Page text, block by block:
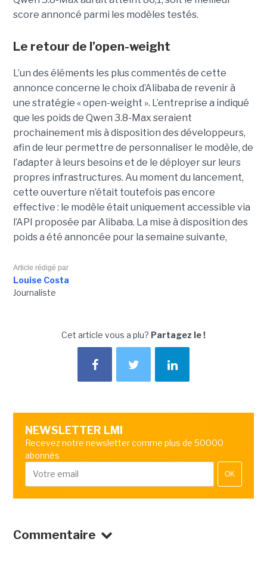
score annoncé parmi les modèles testés.
Le retour de l’open-weight
L’un des éléments les plus commentés de cette
annonce concerne le choix d’Alibaba de revenir à
une stratégie « open-weight ». L’entreprise a indiqué
que les poids de Qwen 3.8-Max seraient
prochainement mis à disposition des développeurs,
afin de leur permettre de personnaliser le modèle, de
l’adapter à leurs besoins et de le déployer sur leurs
propres infrastructures. Au moment du lancement,
cette ouverture n’était toutefois pas encore
effective : le modèle était uniquement accessible via
l’API proposée par Alibaba. La mise à disposition des
poids a été annoncée pour la semaine suivante,
Article rédigé par
Louise Costa
Journaliste
Cet article vous a plu? Partagez le !
NEWSLETTER LMI
Recevez notre newsletter comme plus de 50000
abonnés
OK
Commentaire